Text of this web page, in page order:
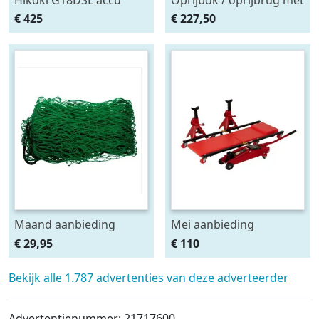
haakse slijper (2x5Ah +
HSCII)
€ 425
ingebouwde krik. set
2stuks
€ 227,50
Maand aanbieding
Afdeknet 4x2 mtr maas
4.5 x 4.5 cm
€ 29,95
Mei aanbieding
Monteursligkar+2 tons
krik + 2 assteunen
€ 110
Bekijk alle 1.787 advertenties van deze adverteerder